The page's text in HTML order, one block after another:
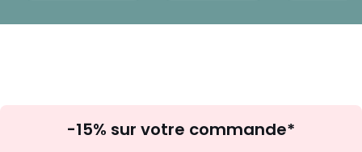
à
-15% sur votre commande*